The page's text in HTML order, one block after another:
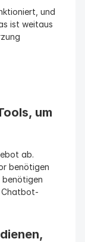
und
ist weitaus
um
ab.
benötigen
benötigen
Chatbot-